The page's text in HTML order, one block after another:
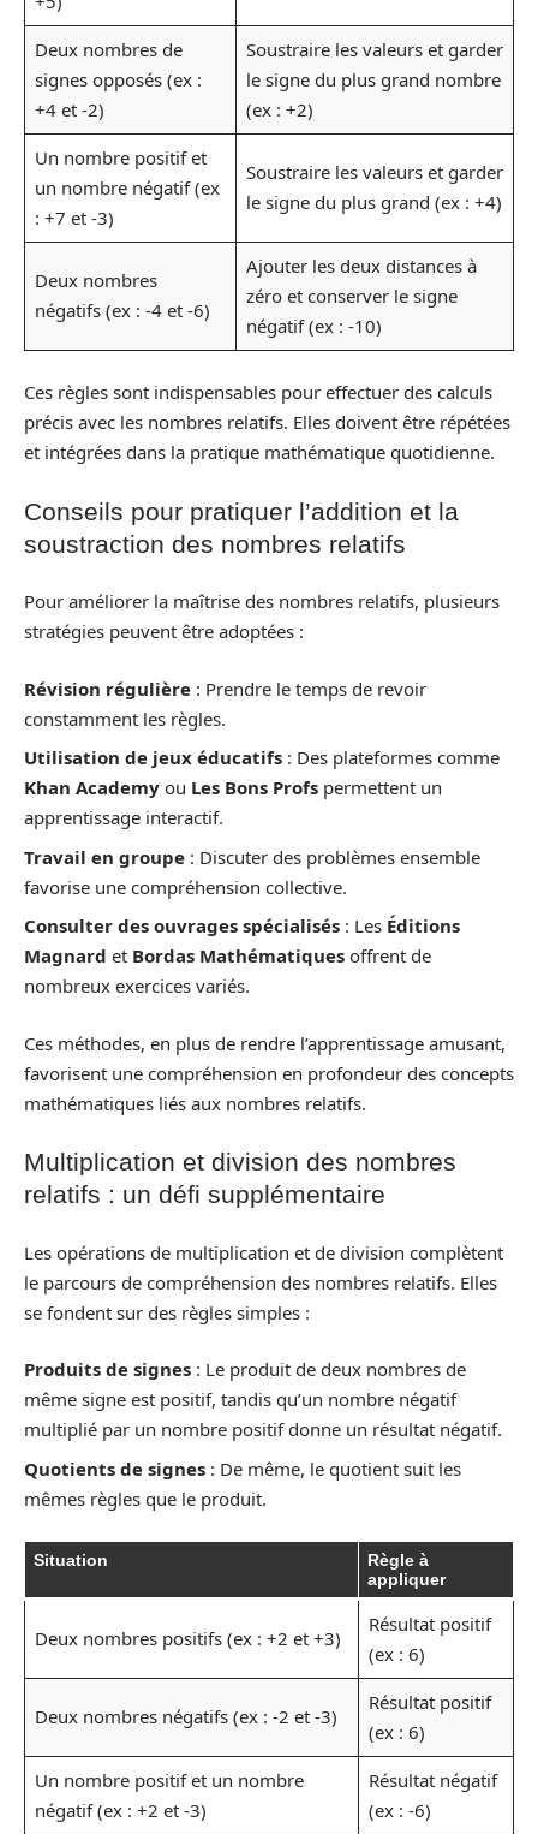
Deux nombres de
signes opposés (ex :
+4 et -2)
Soustraire les valeurs et garder
le signe du plus grand nombre
(ex : +2)
Un nombre positif et
un nombre négatif (ex
: +7 et -3)
Soustraire les valeurs et garder
le signe du plus grand (ex : +4)
Deux nombres
négatifs (ex : -4 et -6)
Ajouter les deux distances à
zéro et conserver le signe
négatif (ex : -10)
Ces règles sont indispensables pour effectuer des calculs
précis avec les nombres relatifs. Elles doivent être répétées
et intégrées dans la pratique mathématique quotidienne.
Conseils pour pratiquer l’addition et la
soustraction des nombres relatifs
Pour améliorer la maîtrise des nombres relatifs, plusieurs
stratégies peuvent être adoptées :
Révision régulière : Prendre le temps de revoir
constamment les règles.
Utilisation de jeux éducatifs : Des plateformes comme
Khan Academy ou Les Bons Profs permettent un
apprentissage interactif.
Travail en groupe : Discuter des problèmes ensemble
favorise une compréhension collective.
Consulter des ouvrages spécialisés : Les Éditions
Magnard et Bordas Mathématiques offrent de
nombreux exercices variés.
Ces méthodes, en plus de rendre l’apprentissage amusant,
favorisent une compréhension en profondeur des concepts
mathématiques liés aux nombres relatifs.
Multiplication et division des nombres
relatifs : un défi supplémentaire
Les opérations de multiplication et de division complètent
le parcours de compréhension des nombres relatifs. Elles
se fondent sur des règles simples :
Produits de signes : Le produit de deux nombres de
même signe est positif, tandis qu’un nombre négatif
multiplié par un nombre positif donne un résultat négatif.
Quotients de signes : De même, le quotient suit les
mêmes règles que le produit.
Situation
Règle à
appliquer
Deux nombres positifs (ex : +2 et +3)
Résultat positif
(ex : 6)
Deux nombres négatifs (ex : -2 et -3)
Résultat positif
(ex : 6)
Un nombre positif et un nombre
négatif (ex : +2 et -3)
Résultat négatif
(ex : -6)